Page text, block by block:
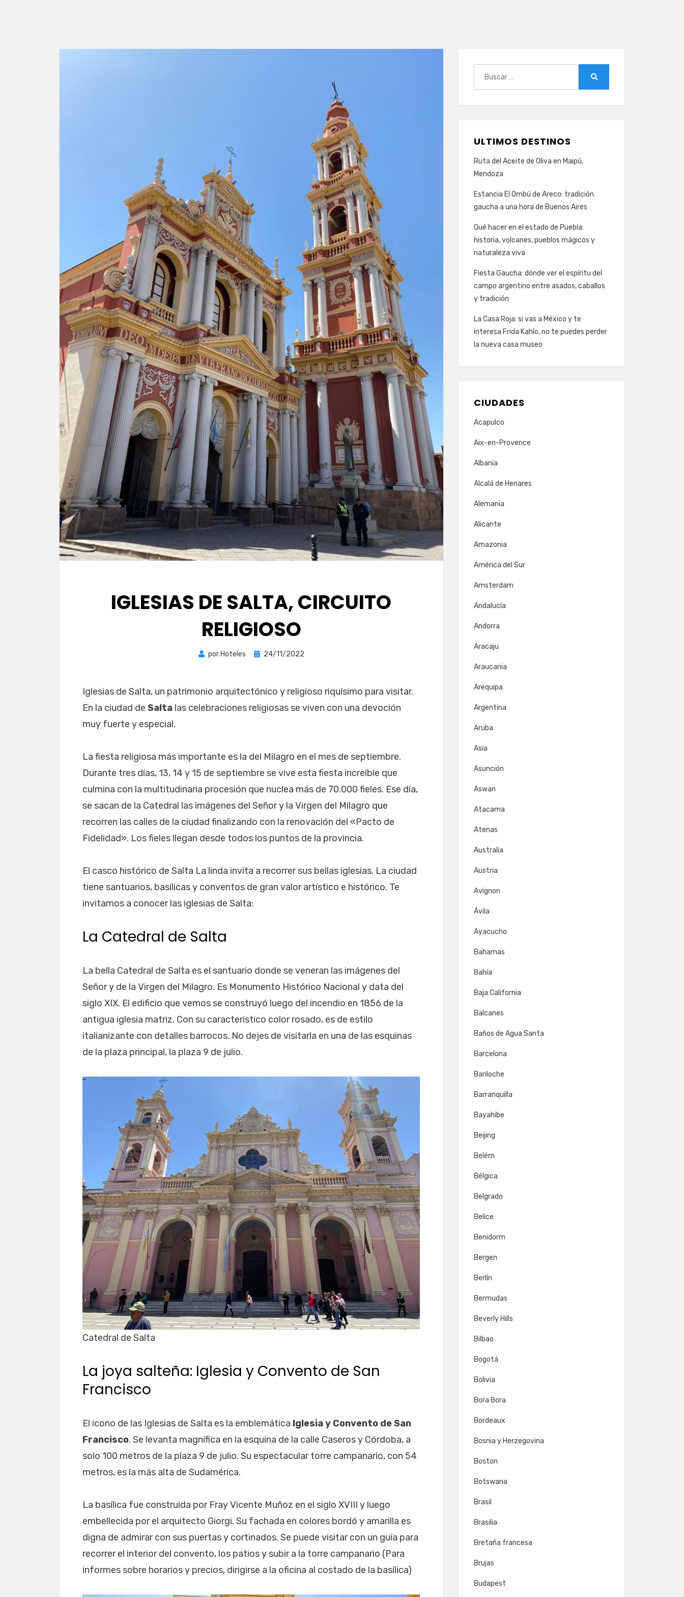
IGLESIAS DE SALTA, CIRCUITO
RELIGIOSO
por Hoteles
Publicada
24/11/2022
Iglesias de Salta, un patrimonio arquitectónico y religioso riquísimo para visitar.
En la ciudad de Salta las celebraciones religiosas se viven con una devoción
muy fuerte y especial.
La fiesta religiosa más importante es la del Milagro en el mes de septiembre.
Durante tres días, 13, 14 y 15 de septiembre se vive esta fiesta increíble que
culmina con la multitudinaria procesión que nuclea más de 70.000 fieles. Ese día,
se sacan de la Catedral las imágenes del Señor y la Virgen del Milagro que
recorren las calles de la ciudad finalizando con la renovación del «Pacto de
Fidelidad». Los fieles llegan desde todos los puntos de la provincia.
El casco histórico de Salta La linda invita a recorrer sus bellas iglesias. La ciudad
tiene santuarios, basílicas y conventos de gran valor artístico e histórico. Te
invitamos a conocer las iglesias de Salta:
La Catedral de Salta
La bella Catedral de Salta es el santuario donde se veneran las imágenes del
Señor y de la Virgen del Milagro. Es Monumento Histórico Nacional y data del
siglo XIX. El edificio que vemos se construyó luego del incendio en 1856 de la
antigua iglesia matriz. Con su característico color rosado, es de estilo
italianizante con detalles barrocos. No dejes de visitarla en una de las esquinas
de la plaza principal, la plaza 9 de julio.
Catedral de Salta
La joya salteña: Iglesia y Convento de San
Francisco
El ícono de las Iglesias de Salta es la emblemática Iglesia y Convento de San
Francisco. Se levanta magnífica en la esquina de la calle Caseros y Córdoba, a
solo 100 metros de la plaza 9 de julio. Su espectacular torre campanario, con 54
metros, es la más alta de Sudamérica.
La basílica fue construida por Fray Vicente Muñoz en el siglo XVIII y luego
embellecida por el arquitecto Giorgi. Su fachada en colores bordó y amarilla es
digna de admirar con sus puertas y cortinados. Se puede visitar con un guía para
recorrer el interior del convento, los patios y subir a la torre campanario (Para
informes sobre horarios y precios, dirigirse a la oficina al costado de la basílica)
ULTIMOS DESTINOS
Ruta del Aceite de Oliva en Maipú,
Mendoza
Estancia El Ombú de Areco: tradición
gaucha a una hora de Buenos Aires
Qué hacer en el estado de Puebla:
historia, volcanes, pueblos mágicos y
naturaleza viva
Fiesta Gaucha: dónde ver el espíritu del
campo argentino entre asados, caballos
y tradición
La Casa Roja: si vas a México y te
interesa Frida Kahlo, no te puedes perder
la nueva casa museo
CIUDADES
Acapulco
Aix-en-Provence
Albania
Alcalá de Henares
Alemania
Alicante
Amazonia
América del Sur
Amsterdam
Andalucía
Andorra
Aracaju
Araucania
Arequipa
Argentina
Aruba
Asia
Asunción
Aswan
Atacama
Atenas
Australia
Austria
Avignon
Ávila
Ayacucho
Bahamas
Bahía
Baja California
Balcanes
Baños de Agua Santa
Barcelona
Bariloche
Barranquilla
Bayahibe
Beijing
Belém
Bélgica
Belgrado
Belice
Benidorm
Bergen
Berlín
Bermudas
Beverly Hills
Bilbao
Bogotá
Bolivia
Bora Bora
Bordeaux
Bosnia y Herzegovina
Boston
Botswana
Brasil
Brasilia
Bretaña francesa
Brujas
Budapest